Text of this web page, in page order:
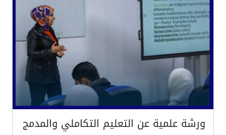
ورشة علمية عن التعليم التكاملي والمدمج